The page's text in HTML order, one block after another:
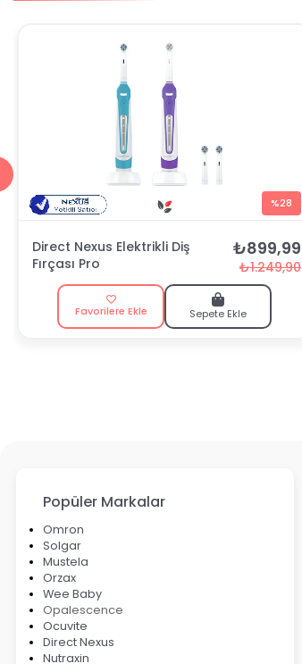
%28
Direct Nexus Elektrikli Diş
Fırçası Pro
₺899,99
₺1.249,90
Favorilere Ekle Sepete Ekle
Popüler Markalar
Omron
Solgar
Mustela
Orzax
Wee Baby
Opalescence
Ocuvite
Direct Nexus
Nutraxin